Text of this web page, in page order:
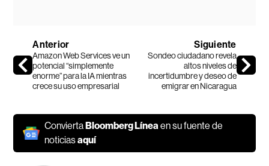
Anterior
Amazon Web Services ve un
potencial “simplemente
enorme” para la IA mientras
crece su uso empresarial
Siguiente
Sondeo ciudadano revela
altos niveles de
incertidumbre y deseo de
emigrar en Nicaragua
ConviertaBloomberg Líneaen su fuente de
noticiasaquí